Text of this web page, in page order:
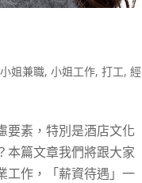
小姐兼職,小姐工作,打工,經
要素，特別是酒店文化
本篇文章我們將跟大家
工作，「薪資待遇」一